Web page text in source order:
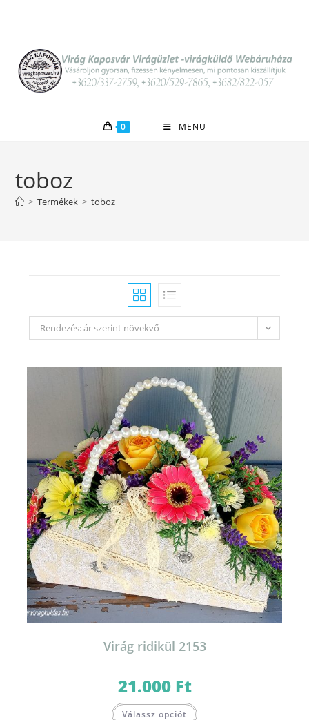
to
0 MENU
toboz
> Termékek > toboz
Rendezés: ár szerint növekvő
Virág ridikül 2153
21.000 Ft
Válassz opciót